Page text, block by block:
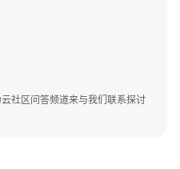
社区问答频道来与我们联系探讨